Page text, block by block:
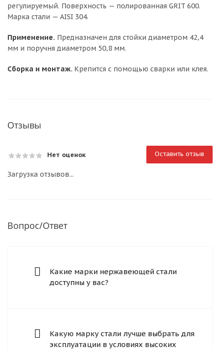
регулируемый. Поверхность — полированная GRIT 600.
Марка стали — AISI 304.
Применение. Предназначен для стойки диаметром 42,4
мм и поручня диаметром 50,8 мм.
Сборка и монтаж. Крепится с помощью сварки или клея.
Отзывы
Нет оценок Оставить отзыв
Загрузка отзывов...
Вопрос/Ответ
Какие марки нержавеющей стали
доступны у вас?
Какую марку стали лучше выбрать для
эксплуатации в условиях высоких